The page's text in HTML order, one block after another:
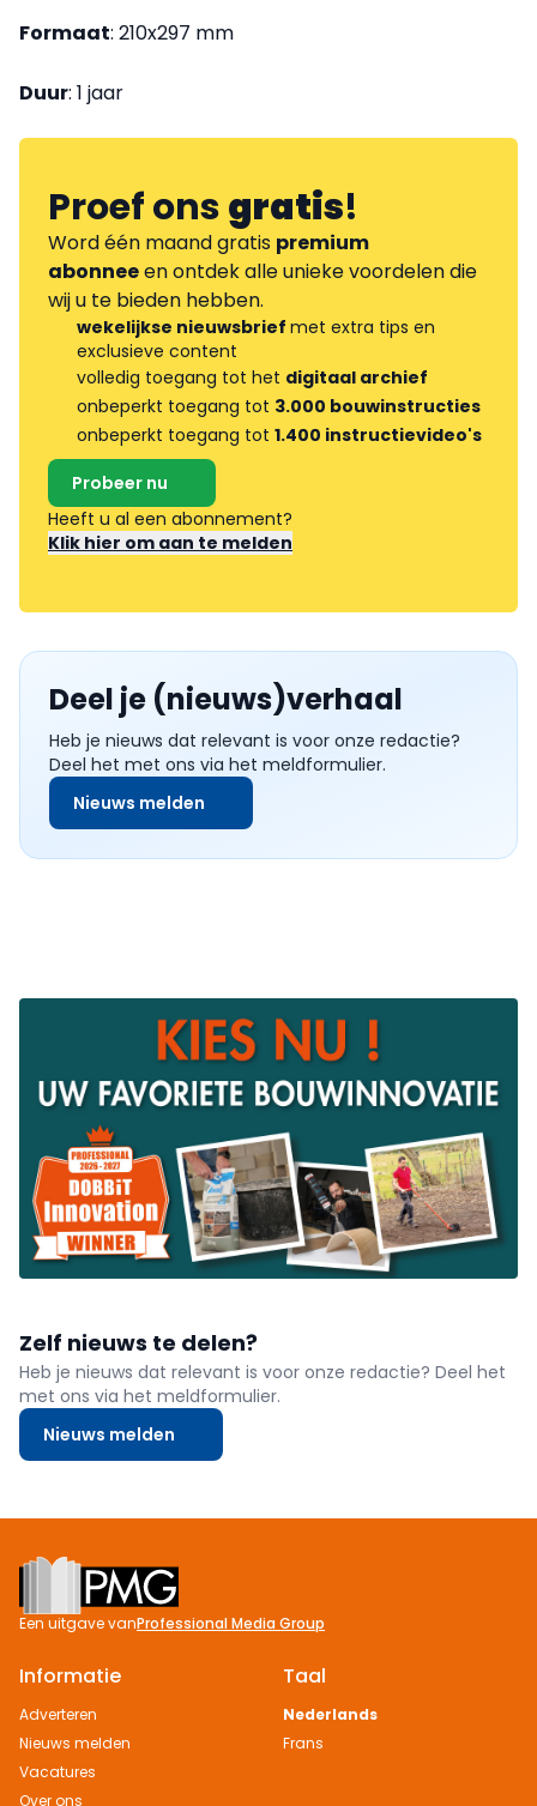
Formaat: 210x297 mm
Duur: 1 jaar
Proef onsgratis!
Word één maand gratis premium
abonneeen ontdek alle unieke voordelen die
wij u te bieden hebben.
wekelijkse nieuwsbrief met extra tips en
exclusieve content
volledig toegang tot het digitaal archief
onbeperkt toegang tot 3.000 bouwinstructies
onbeperkt toegang tot 1.400 instructievideo's
Probeer nu
Heeft u al een abonnement?
Klik hier om aan te melden
Deel je (nieuws)verhaal
Heb je nieuws dat relevant is voor onze redactie?
Deel het met ons via het meldformulier.
Nieuws melden
Zelf nieuws te delen?
Heb je nieuws dat relevant is voor onze redactie? Deel het
met ons via het meldformulier.
Nieuws melden
Footer
Een uitgave vanProfessional Media Group
Informatie
Adverteren
Nieuws melden
Vacatures
Over ons
Taal
Nederlands
Frans